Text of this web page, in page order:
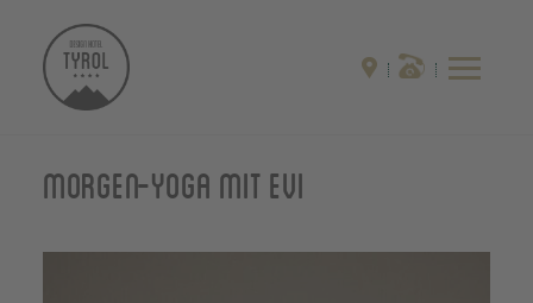
Morgen-Yoga mit Evi